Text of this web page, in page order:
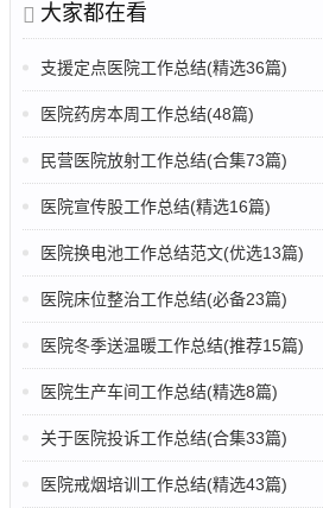
大家都在看
支援定点医院工作总结(精选36篇)
医院药房本周工作总结(48篇)
民营医院放射工作总结(合集73篇)
医院宣传股工作总结(精选16篇)
医院换电池工作总结范文(优选13篇)
医院床位整治工作总结(必备23篇)
医院冬季送温暖工作总结(推荐15篇)
医院生产车间工作总结(精选8篇)
关于医院投诉工作总结(合集33篇)
医院戒烟培训工作总结(精选43篇)